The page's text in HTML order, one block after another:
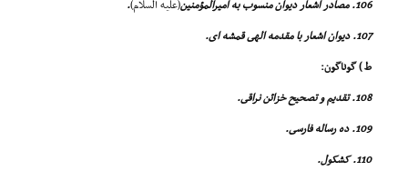
106. مصادر اشعار دیوان منسوب به امیرالمؤمنین
(علیه السلام).
107. دیوان اشعار با مقدمه الهى قمشه اى.
ط ) گوناگون:
108. تقدیم و تصحیح خزائن نراقى.
109. ده رساله فارسى.
110. کشکول.